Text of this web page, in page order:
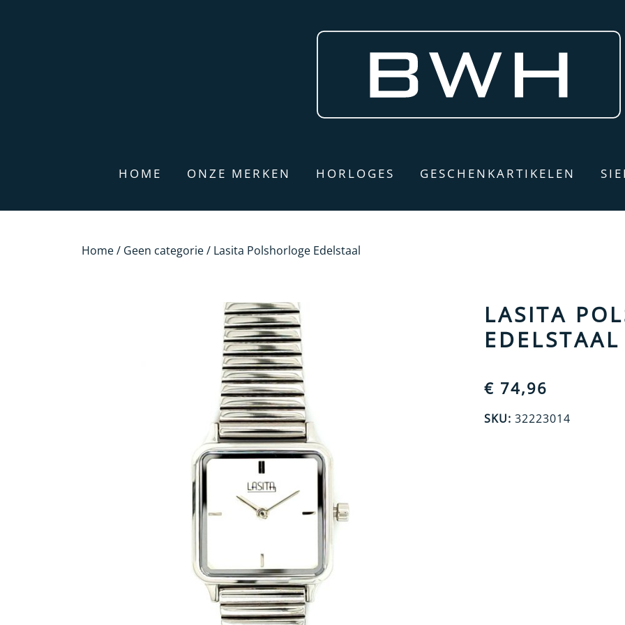
HOME ONZE MERKEN HORLOGES GESCHENKARTIKELEN
Home/ Geen categorie/ Lasita Polshorloge Edelstaal
LASITA
EDELSTAAL
€ 74,96
SKU:32223014